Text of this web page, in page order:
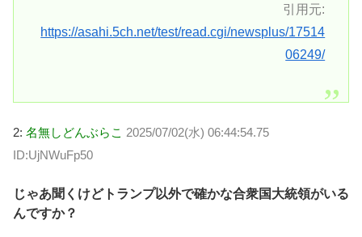
引用元:
https://asahi.5ch.net/test/read.cgi/newsplus/17514
06249/
2: 名無しどんぶらこ 2025/07/02(水) 06:44:54.75
ID:UjNWuFp50
じゃあ聞くけどトランプ以外で確かな合衆国大統領がいる
んですか？